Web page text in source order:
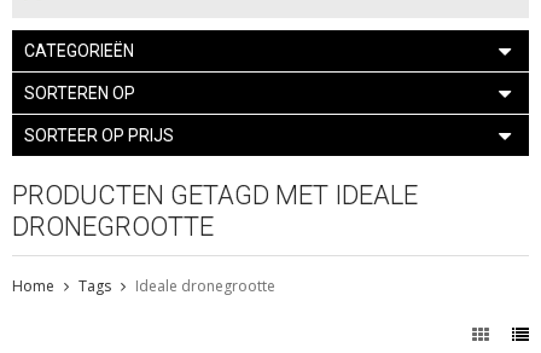
CATEGORIEËN
SORTEREN OP
SORTEER OP PRIJS
PRODUCTEN GETAGD MET IDEALE
DRONEGROOTTE
Home Tags Ideale dronegrootte